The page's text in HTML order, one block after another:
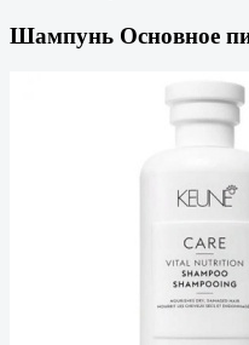
Шампунь Основное